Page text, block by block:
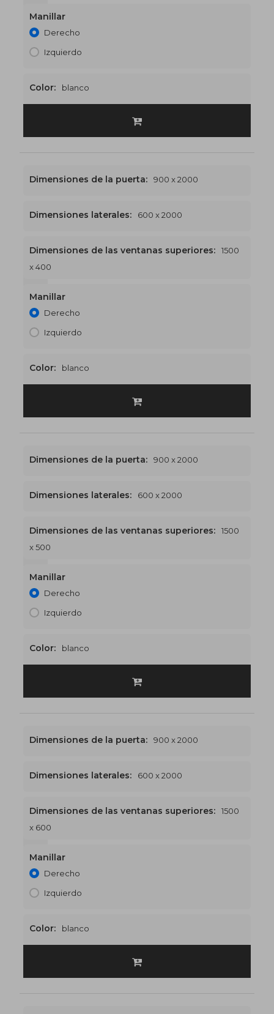
Manillar
Derecho
Izquierdo
Color: blanco
Dimensiones de la puerta: 900 x 2000
Dimensiones laterales: 600 x 2000
Dimensiones de las ventanas superiores:
1500
x 400
Manillar
Derecho
Izquierdo
Color: blanco
Dimensiones de la puerta: 900 x 2000
Dimensiones laterales: 600 x 2000
Dimensiones de las ventanas superiores:
1500
x 500
Manillar
Derecho
Izquierdo
Color: blanco
Dimensiones de la puerta: 900 x 2000
Dimensiones laterales: 600 x 2000
Dimensiones de las ventanas superiores:
1500
x 600
Manillar
Derecho
Izquierdo
Color: blanco